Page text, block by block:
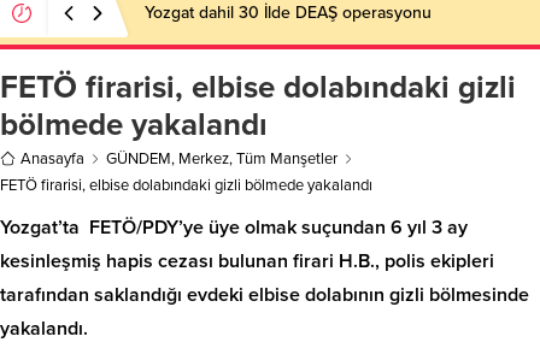
Yozgat dahil 30 İlde DEAŞ operasyonu
FETÖ firarisi, elbise dolabındaki gizli
bölmede yakalandı
Anasayfa GÜNDEM, Merkez,Tüm Manşetler
FETÖ firarisi, elbise dolabındaki gizli bölmede yakalandı
Yozgat’ta FETÖ/PDY’ye üye olmak suçundan 6 yıl 3 ay
kesinleşmiş hapis cezası bulunan firari H.B., polis ekipleri
tarafından saklandığı evdeki elbise dolabının gizli bölmesinde
yakalandı.